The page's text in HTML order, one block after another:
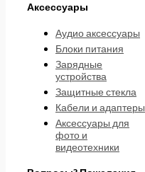
Аксессуары
Аудио аксессуары
Блоки питания
Зарядные
устройства
Защитные стекла
Кабели и адаптеры
Аксессуары для
фото и
видеотехники